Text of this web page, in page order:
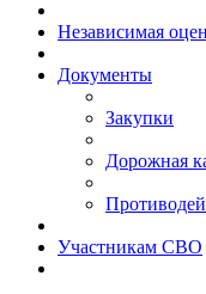
Независимая
Документы
Закупки
Дорожная
Участникам СВО